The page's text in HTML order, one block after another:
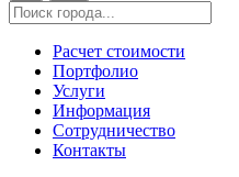
Расчет стоимости
Портфолио
Услуги
Информация
Сотрудничество
Контакты